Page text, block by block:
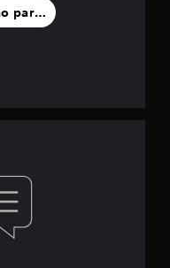
para classificar